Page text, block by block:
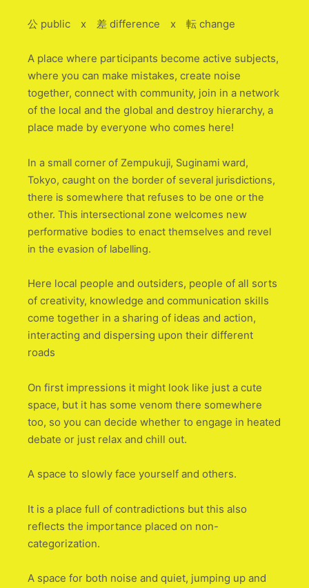
公 public x 差 difference x 転 change
A place where participants become active subjects,
where you can make mistakes, create noise
together, connect with community, join in a network
of the local and the global and destroy hierarchy, a
place made by everyone who comes here!
In a small corner of Zempukuji, Suginami ward,
Tokyo, caught on the border of several jurisdictions,
there is somewhere that refuses to be one or the
other. This intersectional zone welcomes new
performative bodies to enact themselves and revel
in the evasion of labelling.
Here local people and outsiders, people of all sorts
of creativity, knowledge and communication skills
come together in a sharing of ideas and action,
interacting and dispersing upon their different
roads
On first impressions it might look like just a cute
space, but it has some venom there somewhere
too, so you can decide whether to engage in heated
debate or just relax and chill out.
A space to slowly face yourself and others.
It is a place full of contradictions but this also
reflects the importance placed on non-
categorization.
A space for both noise and quiet, jumping up and